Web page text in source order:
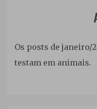
Os posts de janeiro/
testam em animais.